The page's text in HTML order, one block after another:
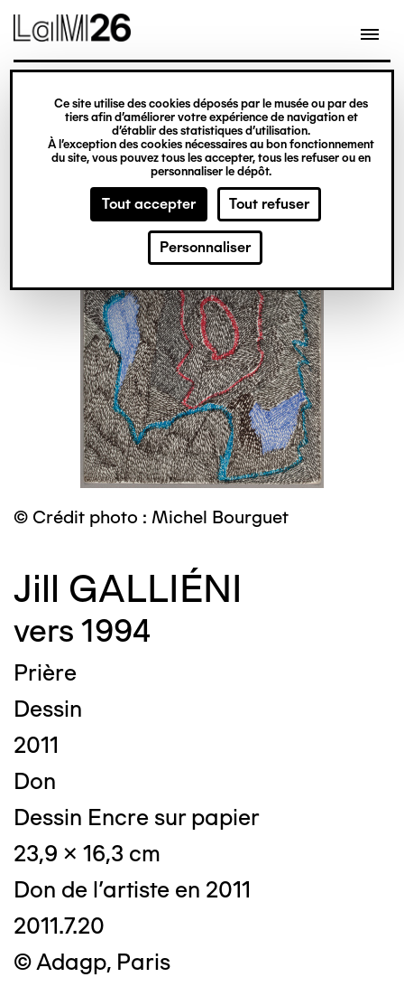
Gestion des cookies
Ce site utilise des cookies déposés par le musée ou par des
tiers afin d’améliorer votre expérience de navigation et
d’établir des statistiques d’utilisation.
À l’exception des cookies nécessaires au bon fonctionnement
du site, vous pouvez tous les accepter, tous les refuser ou en
personnaliser le dépôt.
Tout accepter Tout refuser
Personnaliser
contenu
© Crédit photo : Michel Bourguet
Jill GALLIÉNI
vers 1994
Prière
Dessin
2011
Don
Dessin Encre sur papier
23,9 x 16,3 cm
Don de l'artiste en 2011
2011.7.20
© Adagp, Paris